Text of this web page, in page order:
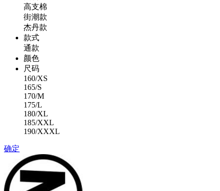
高支棉
街潮款
杰丹款
款式
通款
颜色
尺码
160/XS
165/S
170/M
175/L
180/XL
185/XXL
190/XXXL
确定